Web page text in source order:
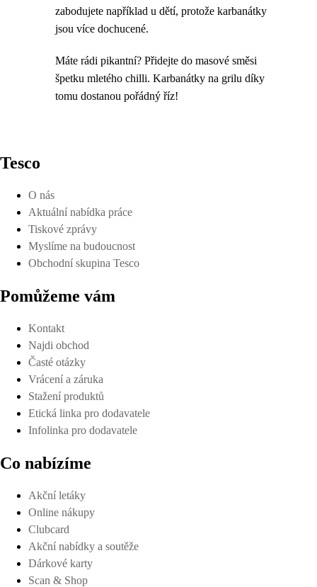
zabodujete například u dětí, protože karbanátky
jsou více dochucené.
Máte rádi pikantní? Přidejte do masové směsi
špetku mletého chilli. Karbanátky na grilu díky
tomu dostanou pořádný říz!
Tesco
O nás
Aktuální nabídka práce
Tiskové zprávy
Myslíme na budoucnost
Obchodní skupina Tesco
Pomůžeme vám
Kontakt
Najdi obchod
Časté otázky
Vrácení a záruka
Stažení produktů
Etická linka pro dodavatele
Infolinka pro dodavatele
Co nabízíme
Akční letáky
Online nákupy
Clubcard
Akční nabídky a soutěže
Dárkové karty
Scan & Shop